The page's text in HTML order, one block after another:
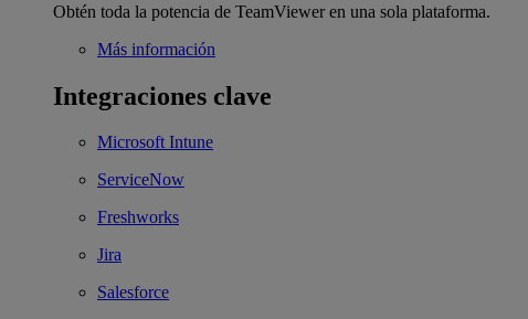
Obtén toda la potencia de TeamViewer en una sola plataforma.
Más información
Integraciones clave
Microsoft Intune
ServiceNow
Freshworks
Jira
Salesforce